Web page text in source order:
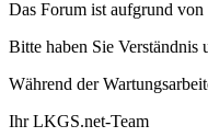
Das Forum ist aufgrund von
Bitte haben Sie Verständnis
Während der
Ihr LKGS.net-Team